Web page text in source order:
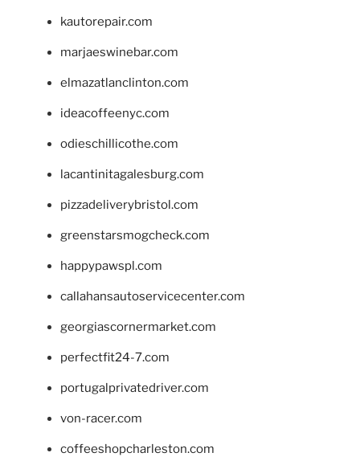
kautorepair.com
marjaeswinebar.com
elmazatlanclinton.com
ideacoffeenyc.com
odieschillicothe.com
lacantinitagalesburg.com
pizzadeliverybristol.com
greenstarsmogcheck.com
happypawspl.com
callahansautoservicecenter.com
georgiascornermarket.com
perfectfit24-7.com
portugalprivatedriver.com
von-racer.com
coffeeshopcharleston.com